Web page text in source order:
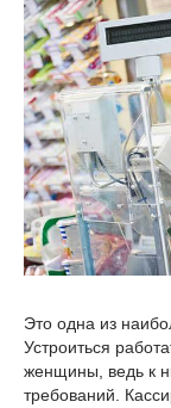
Это одна из
Устроиться
женщины, ведь к
требований.